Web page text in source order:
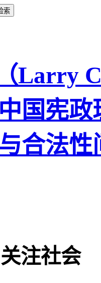
Larry
国宪
合法性
注社会